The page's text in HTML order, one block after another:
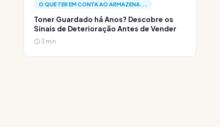
O QUE TER EM CONTA AO ARMAZENA...
Toner Guardado há Anos? Descobre os
Sinais de Deterioração Antes de Vender
3 min